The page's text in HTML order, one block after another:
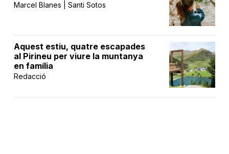
Marcel Blanes | Santi Sotos
Aquest estiu, quatre escapades
al Pirineu per viure la muntanya
en família
Redacció